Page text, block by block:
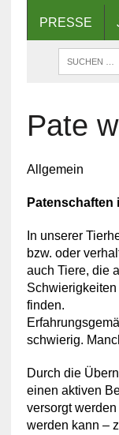
PRESSE
Pate
Allgemein
Patenschaften
In unserer
bzw. oder
auch Tiere, die
finden.
schwierig.
Durch die
einen aktiven
versorgt
werden kann –